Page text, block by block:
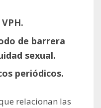
de barrera
sexual.
periódicos.
relacionan las